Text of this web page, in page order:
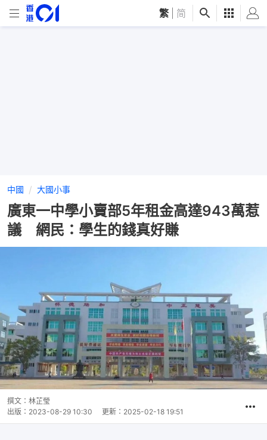
繁 简
中國 大國小事
廣東一中學小賣部5年租金高達943萬惹
議 網民：學生的錢真好賺
撰文： 林芷瑩
出版： 2023-08-29 10:30 更新： 2025-02-18 19:51